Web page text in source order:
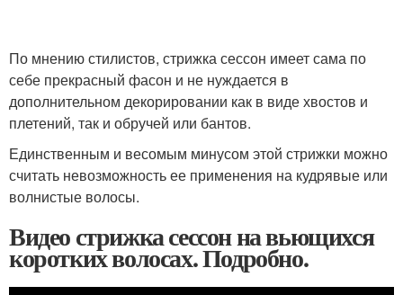
По мнению стилистов, стрижка сессон имеет сама по
себе прекрасный фасон и не нуждается в
дополнительном декорировании как в виде хвостов и
плетений, так и обручей или бантов.
Единственным и весомым минусом этой стрижки можно
считать невозможность ее применения на кудрявые или
волнистые волосы.
Видео стрижка сессон на вьющихся
коротких волосах. Подробно.